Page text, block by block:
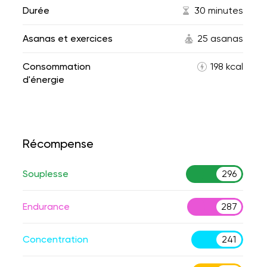
Durée 30 minutes
Asanas et exercices 25 asanas
Consommation
d'énergie
198 kcal
Récompense
Souplesse 296
Endurance 287
Concentration 241